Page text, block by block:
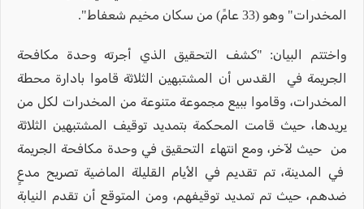
المخدرات" وهو (33 عامً) من سكان مخيم شعفاط".
واختتم البيان: "كشف التحقيق الذي أجرته وحدة مكافحة
الجريمة في القدس أن المشتبهين الثلاثة قاموا بادارة محطة
المخدرات، وقاموا ببيع مجموعة متنوعة من المخدرات لكل من
يريدها، حيث قامت المحكمة بتمديد توقيف المشتبهين الثلاثة
من حيث لآخر، ومع انتهاء التحقيق في وحدة مكافحة الجريمة
في المدينة، تم تقديم في الأيام القليلة الماضية تصريح مدعٍ
ضدهم، حيث تم تمديد توقيفهم، ومن المتوقع أن تقدم النيابة